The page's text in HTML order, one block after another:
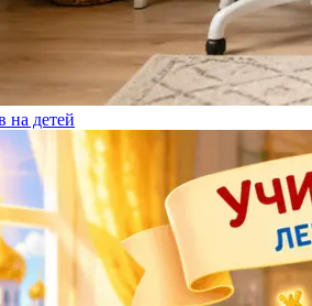
на детей